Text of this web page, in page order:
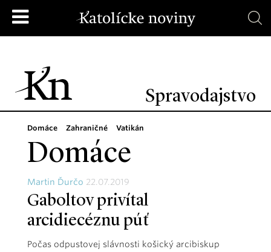
Spravodajstvo
Domáce Zahraničné Vatikán
Domáce
Martin Ďurčo 22.07.2019
Gaboltov privítal
arcidiecéznu púť
Počas odpustovej slávnosti košický arcibiskup